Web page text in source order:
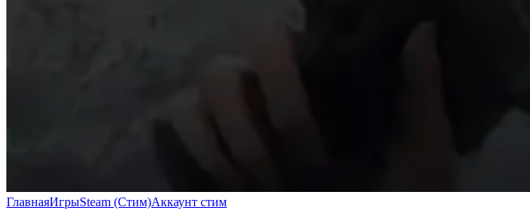
ГлавнаяИгрыSteam (Стим)Аккаунт стим